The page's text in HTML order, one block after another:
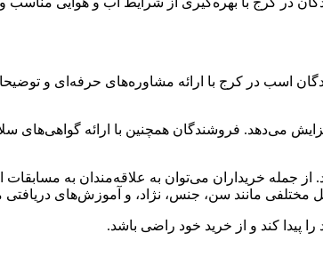
اسب در کرج با ارائه مشاوره‌های حرفه‌ای و
می‌دهد. فروشندگان همچنین با ارائه گواهی‌های
از جمله خریداران می‌توان به علاقه‌مندان به
مختلفی مانند سن، جنس، نژاد، و آموزش‌های
پیدا کند و از خرید خود راضی باشد.